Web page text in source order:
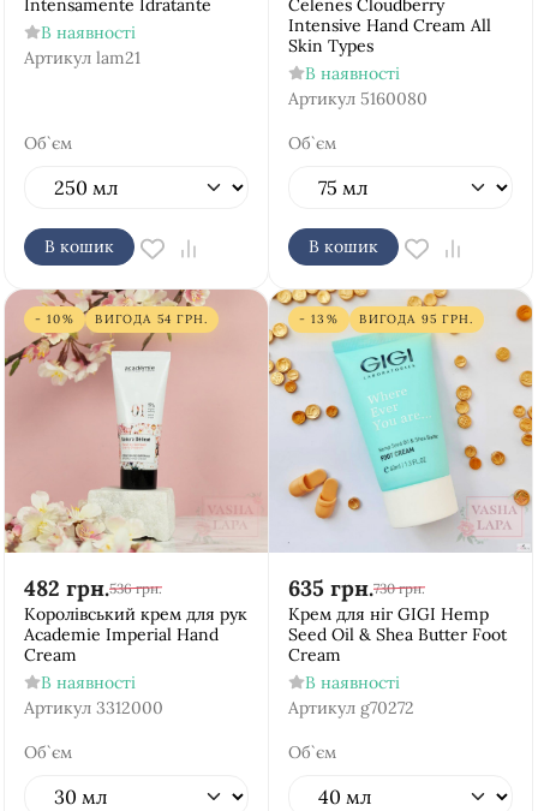
Intensamente Idratante
В наявності
Артикул lam21
Об`єм
В кошик
Celenes Cloudberry
Intensive Hand Cream All
Skin Types
В наявності
Артикул 5160080
Об`єм
В кошик
- 10% ВИГОДА 54 ГРН.
482 грн.536 грн.
Королівський крем для рук
Academie Imperial Hand
Cream
В наявності
Артикул 3312000
Об`єм
- 13% ВИГОДА 95 ГРН.
635 грн.730 грн.
Крем для ніг GIGI Hemp
Seed Oil & Shea Butter Foot
Cream
В наявності
Артикул g70272
Об`єм